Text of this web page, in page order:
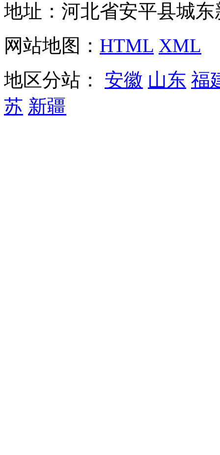
地址：河北省安平县城
网站地图： HTML XML
地区分站： 安徽 山东 福
苏 新疆